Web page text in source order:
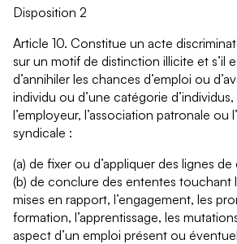
Disposition 2
Article 10. Constitue un acte
sur un motif de distinction illicite et s’il
d’annihiler les chances d’emploi ou
individu ou d’une catégorie
l’employeur, l’association patronale ou
syndicale :
(a) de fixer ou d’appliquer des lignes
(b) de conclure des ententes touchant
mises en rapport, l’engagement, les
formation, l’apprentissage, les
aspect d’un emploi présent ou